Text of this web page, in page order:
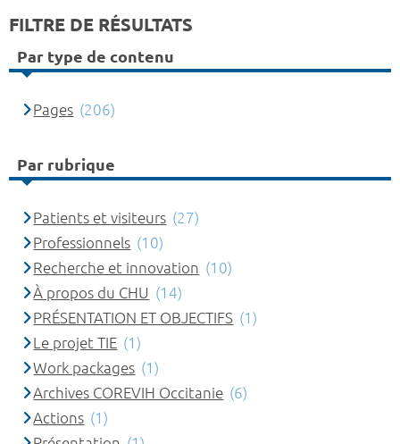
FILTRE DE RÉSULTATS
Par type de contenu
Pages (206)
Par rubrique
Patients et visiteurs (27)
Professionnels (10)
Recherche et innovation (10)
À propos du CHU (14)
PRÉSENTATION ET OBJECTIFS (1)
Le projet TIE (1)
Work packages (1)
Archives COREVIH Occitanie (6)
Actions (1)